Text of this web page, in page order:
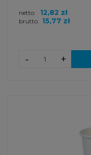
brutto: 15,77 zł
netto: 12,82 zł
+
-